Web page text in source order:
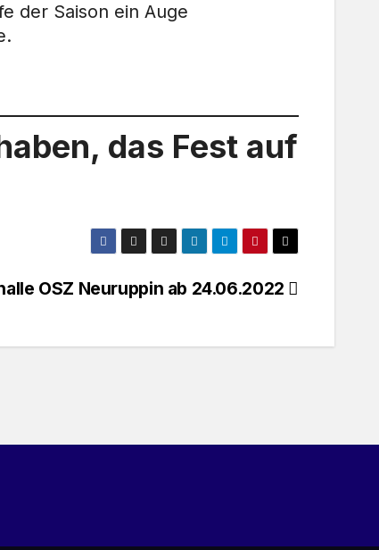
der Saison ein Auge
das Fest auf
OSZ Neuruppin ab 24.06.2022